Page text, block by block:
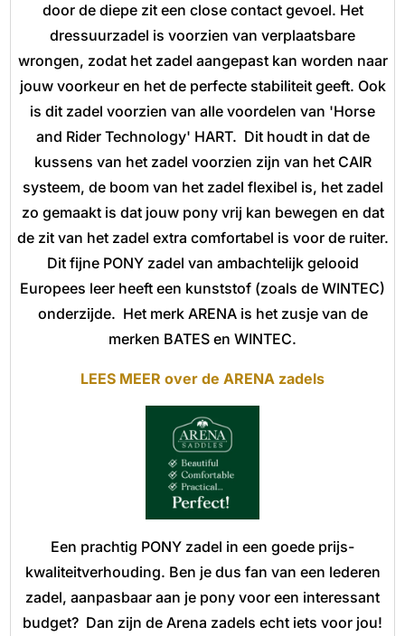
door de diepe zit een close contact gevoel. Het
dressuurzadel is voorzien van verplaatsbare
wrongen, zodat het zadel aangepast kan worden naar
jouw voorkeur en het de perfecte stabiliteit geeft. Ook
is dit zadel voorzien van alle voordelen van 'Horse
and Rider Technology' HART. Dit houdt in dat de
kussens van het zadel voorzien zijn van het CAIR
systeem, de boom van het zadel flexibel is, het zadel
zo gemaakt is dat jouw pony vrij kan bewegen en dat
de zit van het zadel extra comfortabel is voor de ruiter.
Dit fijne PONY zadel van ambachtelijk gelooid
Europees leer heeft een kunststof (zoals de WINTEC)
onderzijde. Het merk ARENA is het zusje van de
merken BATES en WINTEC.
LEES MEER over de ARENA zadels
Een prachtig PONY zadel in een goede prijs-
kwaliteitverhouding. Ben je dus fan van een lederen
zadel, aanpasbaar aan je pony voor een interessant
budget? Dan zijn de Arena zadels echt iets voor jou!